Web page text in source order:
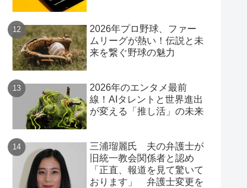
2026年プロ野球、ファー
ムリーグが熱い！伝説と未
来を繋ぐ野球の魅力
2026年のエンタメ最前
線！AIタレントと世界進出
が変える「推し活」の未来
三浦瑠麗氏 夫の弁護士が
旧統一教会関係者と認め
「正直、報道を見て驚いて
おります」 弁護士変更を